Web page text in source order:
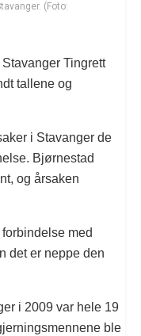
(Foto:
Tingrett
tallene og
i Stavanger de
Bjørnestad
og årsaken
med
det er neppe den
i 2009 var hele 19
ble